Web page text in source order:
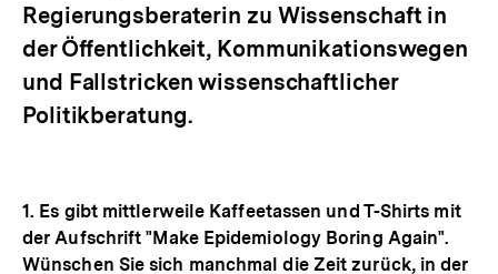
Regierungsberaterin zu Wissenschaft in
der Öffentlichkeit, Kommunikationswegen
und Fallstricken wissenschaftlicher
Politikberatung.
1. Es gibt mittlerweile Kaffeetassen und T-Shirts mit
der Aufschrift "Make Epidemiology Boring Again".
Wünschen Sie sich manchmal die Zeit zurück, in der